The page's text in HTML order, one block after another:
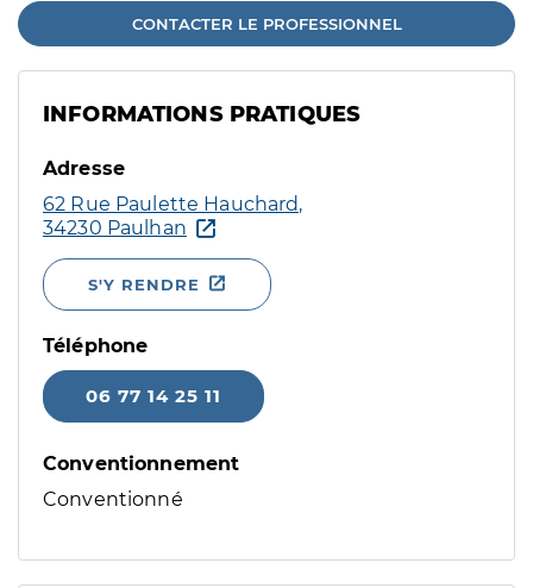
CONTACTER LE PROFESSIONNEL
INFORMATIONS PRATIQUES
Adresse
62 Rue Paulette Hauchard,
34230 Paulhan
S'Y RENDRE
Téléphone
06 77 14 25 11
Conventionnement
Conventionné